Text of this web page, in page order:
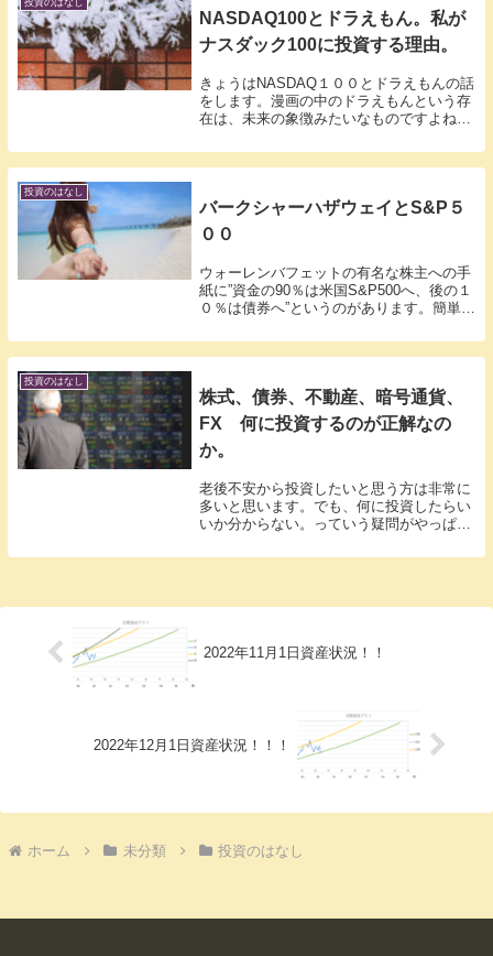
NASDAQ100とドラえもん。私が
ナスダック100に投資する理由。
きょうはNASDAQ１００とドラえもんの話
をします。漫画の中のドラえもんという存
在は、未来の象徴みたいなものですよね。
ンガの世界ですから、ナスダック企業と照
らし合わせ見てみましょうか。ドラえもん
投資のはなし
バークシャーハザウェイとS&P５
００
ウォーレンバフェットの有名な株主への手
紙に”資金の90％は米国S&P500へ、後の１
０％は債券へ”というのがあります。簡単に
る運用は難しいってことです。個別銘柄で
S&P500のような右肩上がりの動き...
投資のはなし
株式、債券、不動産、暗号通貨、
FX 何に投資するのが正解なの
か。
老後不安から投資したいと思う方は非常に
多いと思います。でも、何に投資したらい
いか分からない。っていう疑問がやっぱり
に投資すればいいんでしょうか。今回は、
2022年11月1日資産状況！！
2022年12月1日資産状況！！！
ホーム 未分類 投資のはなし